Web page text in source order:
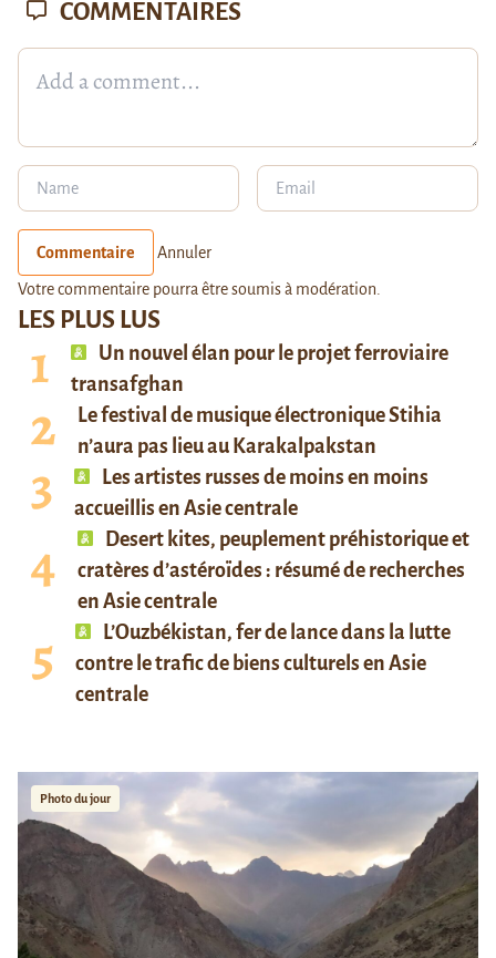
LES PLUS LUS
Un nouvel élan pour le projet ferroviaire
transafghan
Le festival de musique électronique Stihia
n’aura pas lieu au Karakalpakstan
Les artistes russes de moins en moins
accueillis en Asie centrale
Desert kites, peuplement préhistorique et
cratères d’astéroïdes : résumé de recherches
en Asie centrale
L’Ouzbékistan, fer de lance dans la lutte
contre le trafic de biens culturels en Asie
centrale
Photo du jour
COMMENTAIRES
Commentaire Annuler
Votre commentaire pourra être soumis à modération.